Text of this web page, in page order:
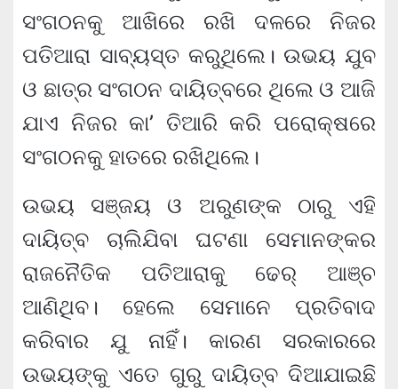
ସଂଗଠନକୁ ଆଖିରେ ରଖି ଦଳରେ ନିଜର
ପତିଆରା ସାବ୍ୟସ୍ତ କରୁଥିଲେ। ଉଭୟ ଯୁବ
ଓ ଛାତ୍ର ସଂଗଠନ ଦାୟିତ୍ବରେ ଥିଲେ ଓ ଆଜି
ଯାଏ ନିଜର କା’ ତିଆରି କରି ପରୋକ୍ଷରେ
ସଂଗଠନକୁ ହାତରେ ରଖିଥିଲେ।
ଉଭୟ ସଞ୍ଜୟ ଓ ଅରୁଣଙ୍କ ଠାରୁ ଏହି
ଦାୟିତ୍ବ ଚାଲିଯିବା ଘଟଣା ସେମାନଙ୍କର
ରାଜନୈତିକ ପତିଆରାକୁ ଢେର୍ ଆଞ୍ଚ
ଆଣିଥିବ। ହେଲେ ସେମାନେ ପ୍ରତିବାଦ
କରିବାର ଯୁ ନାହିଁ। କାରଣ ସରକାରରେ
ଉଭୟଙ୍କୁ ଏତେ ଗୁରୁ ଦାୟିତ୍ବ ଦିଆଯାଇଛି